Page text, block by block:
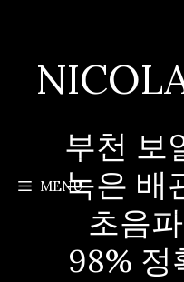
content
MENU
부천 보
녹은 배
초음
98% 정